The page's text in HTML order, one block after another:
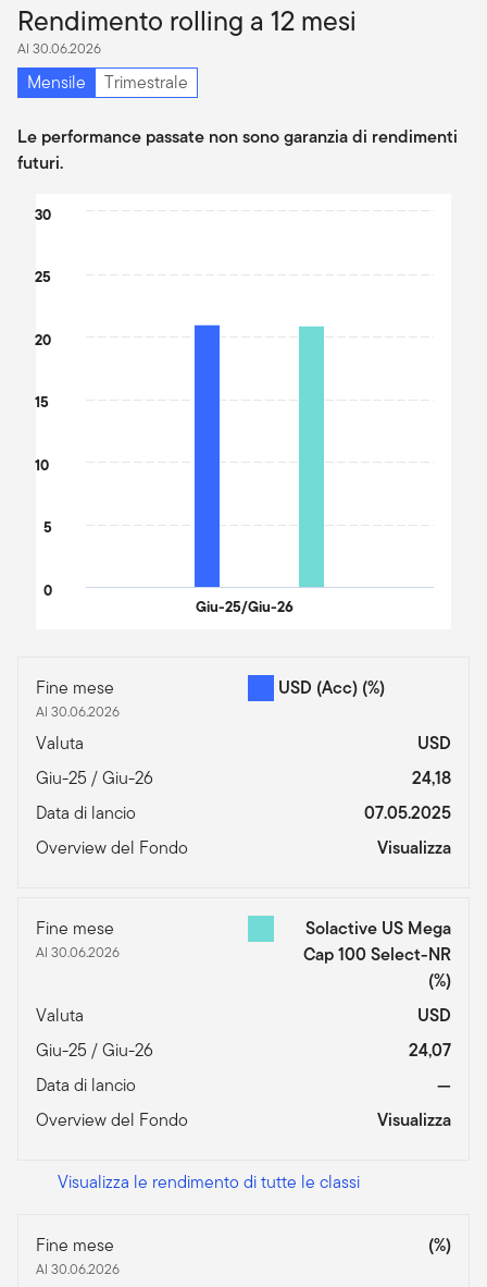
Rendimento rolling a 12 mesi
Al 30.06.2026
Mensile Trimestrale
Le performance passate non sono garanzia di rendimenti
futuri.
Chart
The chart has 1 X axis displaying categories.
Giu-25/Giu-26
0
5
10
15
20
25
30
Fine mese
Al 30.06.2026
USD (Acc) (%)
Valuta
USD
Giu-25 / Giu-26
24,18
Data di lancio
07.05.2025
Overview del Fondo
Visualizza
Fine mese
Al 30.06.2026
Solactive US Mega
Cap 100 Select-NR
(%)
Valuta
USD
Giu-25 / Giu-26
24,07
Data di lancio
—
Overview del Fondo
Visualizza
Visualizza le rendimento di tutte le classi
Fine mese
Al 30.06.2026
(%)